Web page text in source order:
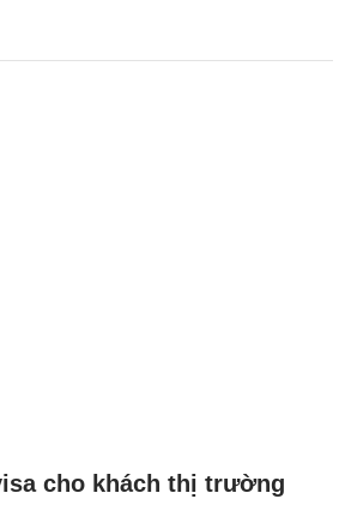
cho khách thị trường